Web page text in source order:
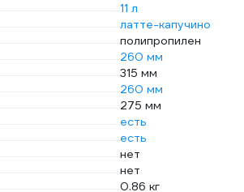
11 л
латте-капучино
полипропилен
260 мм
315 мм
260 мм
275 мм
есть
есть
нет
нет
0.86 кг